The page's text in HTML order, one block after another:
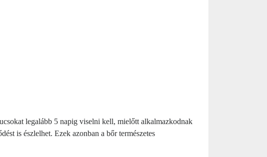
legalább 5 napig viselni kell, mielőtt alkalmazkodnak
is észlelhet. Ezek azonban a bőr természetes